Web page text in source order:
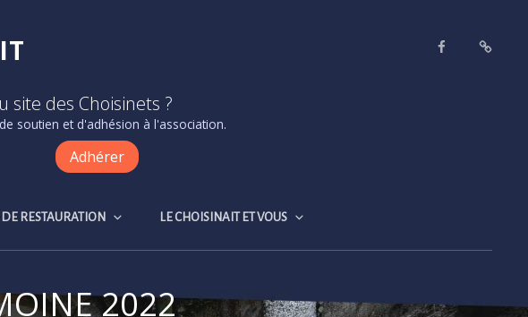
FacebookContact
des Choisinets ?
soutien et d'adhésion à l'association.
Adhérer
RESTAURATION LE CHOISINAIT ET VOUS
2022